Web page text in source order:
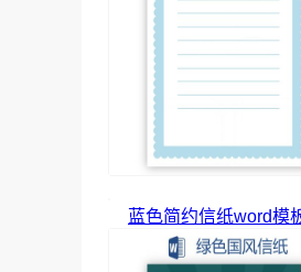
蓝色简约信纸word模